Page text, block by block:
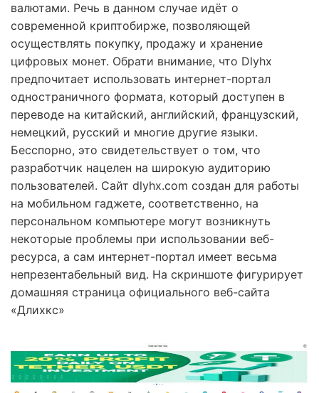
валютами. Речь в данном случае идёт о
современной криптобирже, позволяющей
осуществлять покупку, продажу и хранение
цифровых монет. Обрати внимание, что Dlyhx
предпочитает использовать интернет-портал
одностраничного формата, который доступен в
переводе на китайский, английский, французский,
немецкий, русский и многие другие языки.
Бесспорно, это свидетельствует о том, что
разработчик нацелен на широкую аудиторию
пользователей. Сайт dlyhx.com создан для работы
на мобильном гаджете, соответственно, на
персональном компьютере могут возникнуть
некоторые проблемы при использовании веб-
ресурса, а сам интернет-портал имеет весьма
непрезентабельный вид. На скриншоте фигурирует
домашняя страница официального веб-сайта
«Длихкс»